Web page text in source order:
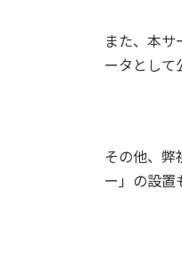
また、本
ータとして
その他、弊
ー」の設置